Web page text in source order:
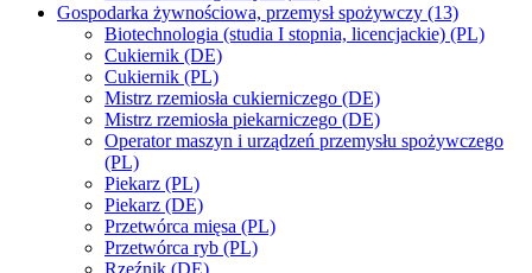
Gospodarka żywnościowa, przemysł spożywczy (13)
Biotechnologia (studia I stopnia, licencjackie) (PL)
Cukiernik (DE)
Cukiernik (PL)
Mistrz rzemiosła cukierniczego (DE)
Mistrz rzemiosła piekarniczego (DE)
Operator maszyn i urządzeń przemysłu spożywczego
(PL)
Piekarz (PL)
Piekarz (DE)
Przetwórca mięsa (PL)
Przetwórca ryb (PL)
Rzeźnik (DE)